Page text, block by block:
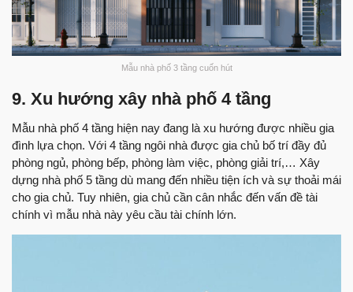
Mẫu nhà phố 3 tầng cuốn hút
9. Xu hướng xây nhà phố 4 tầng
Mẫu nhà phố 4 tầng hiện nay đang là xu hướng được nhiều gia
đình lựa chọn. Với 4 tầng ngôi nhà được gia chủ bố trí đầy đủ
phòng ngủ, phòng bếp, phòng làm việc, phòng giải trí,… Xây
dựng nhà phố 5 tầng dù mang đến nhiều tiện ích và sự thoải mái
cho gia chủ. Tuy nhiên, gia chủ cần cân nhắc đến vấn đề tài
chính vì mẫu nhà này yêu cầu tài chính lớn.